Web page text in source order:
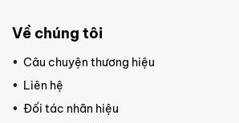
Về chúng tôi
Câu chuyện thương hiệu
Liên hệ
Đối tác nhãn hiệu